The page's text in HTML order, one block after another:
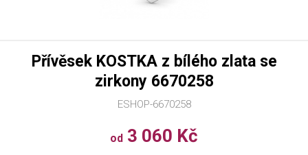
ESHOP-6670258
Přívěsek KOSTKA z bílého zlata se
zirkony 6670258
od 3 060 Kč